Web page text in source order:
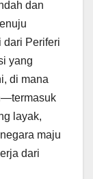
dan
dari Periferi
yang
di mana
layak,
maju
dari